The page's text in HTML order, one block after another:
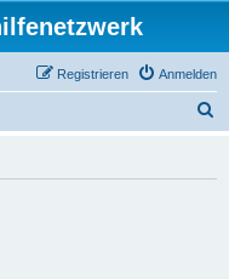
Anmelden
Registrieren